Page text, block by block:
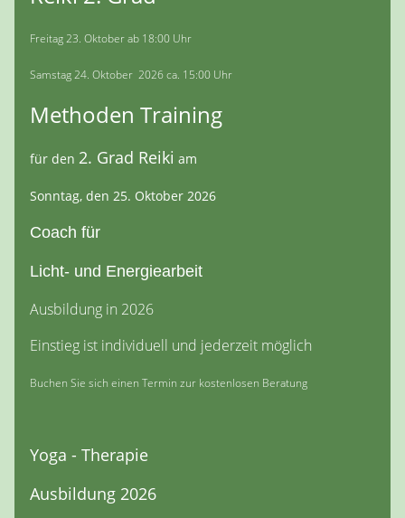
Freitag 23. Oktober ab 18:00 Uhr
Samstag 24. Oktober 2026 ca. 15:00 Uhr
Methoden Training
für den 2. Grad Reiki am
Sonntag, den 25. Oktober 2026
Coach für
Licht- und Energiearbeit
Ausbildung in 2026
Einstieg ist individuell und jederzeit möglich
Buchen Sie sich einen Termin zur kostenlosen Beratung
Yoga - Therapie
Ausbildung 2026